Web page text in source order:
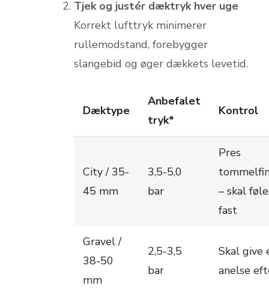
Tjek og justér dæktryk hver uge
Korrekt lufttryk minimerer
rullemodstand, forebygger
slangebid og øger dækkets levetid.
Dæktype
Anbefalet
tryk*
Kontrol
City / 35-
45 mm
3,5-5,0
bar
Pres
– skal
fast
Gravel /
38-50
mm
2,5-3,5
bar
Skal give
anelse